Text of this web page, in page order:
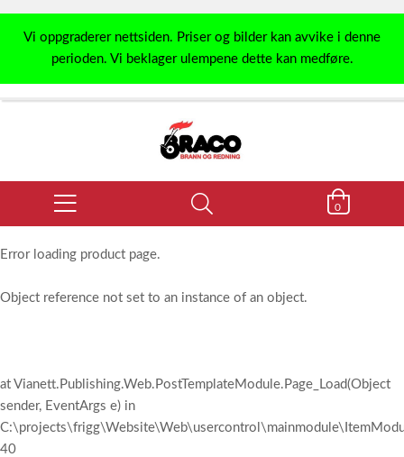
Vi oppgraderer nettsiden. Priser og bilder kan avvike i denne
perioden. Vi beklager ulempene dette kan medføre.
0
Error loading product page.
Object reference not set to an instance of an object.
at Vianett.Publishing.Web.PostTemplateModule.Page_Load(Object
sender, EventArgs e) in
40